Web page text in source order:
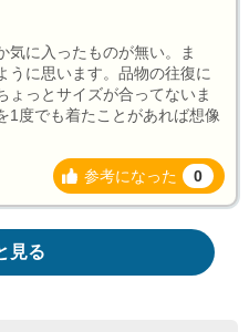
気に入ったものが無い。ま
うに思います。品物の往復に
ょっとサイズが合ってないま
1度でも着たことがあれば想像
参考になった 0
見る